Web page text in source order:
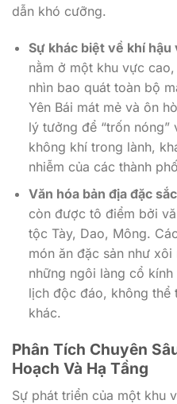
dẫn khó cưỡng.
Sự khác biệt về khí hậu
nằm ở một khu vực
nhìn bao quát toàn bộ
Yên Bái mát mẻ và ôn
lý tưởng để “trốn nóng”
không khí trong lành,
nhiễm của các thành
Văn hóa bản địa đặc
còn được tô điểm bởi
tộc Tày, Dao, Mông.
món ăn đặc sản như
những ngôi làng cổ
lịch độc đáo, không thể
khác.
Phân Tích Chuyên
Hoạch Và Hạ Tầng
Sự phát triển của một khu